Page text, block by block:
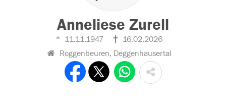
Anneliese Zurell
11.11.1947
16.02.2026
Roggenbeuren, Deggenhausertal